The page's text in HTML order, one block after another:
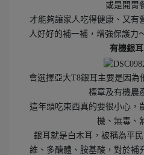
或是開胃
才能夠讓家人吃得健康、又有
人好好的補一補，增強保護力
有機銀耳
會選擇亞大T8銀耳主要是因為
標章及有機農
這年頭吃東西真的要很小心，
機、無毒、
銀耳就是白木耳，被稱為平
維、多醣體、胺基酸，對於補